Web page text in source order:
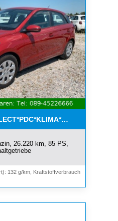
26.220 km, 85 PS,
132 g/km, Kraftstoffverbrauch